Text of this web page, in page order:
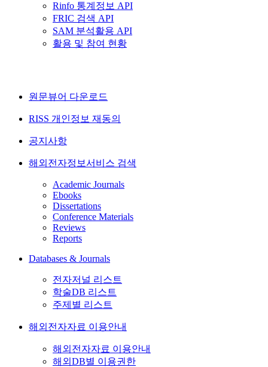
Rinfo 통계정보 API
FRIC 검색 API
SAM 분석활용 API
활용 및 참여 현황
원문뷰어 다운로드
RISS 개인정보 재동의
공지사항
해외전자정보서비스 검색
Academic Journals
Ebooks
Dissertations
Conference Materials
Reviews
Reports
Databases & Journals
전자저널 리스트
학술DB 리스트
주제별 리스트
해외전자자료 이용안내
해외전자자료 이용안내
해외DB별 이용권한